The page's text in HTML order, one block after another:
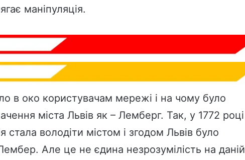
маніпуляція.
в око користувачам мережі і на чому було
міста Львів як – Лемберг. Так, у 1772 році
стала володіти містом і згодом Львів було
Але це не єдина незрозумілість на даній